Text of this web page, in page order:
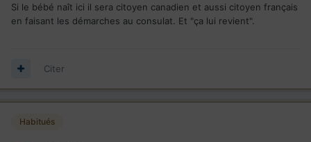
Si le bébé naît ici il sera citoyen canadien et aussi citoyen français
en faisant les démarches au consulat. Et "ça lui revient".
Citer
Habitués